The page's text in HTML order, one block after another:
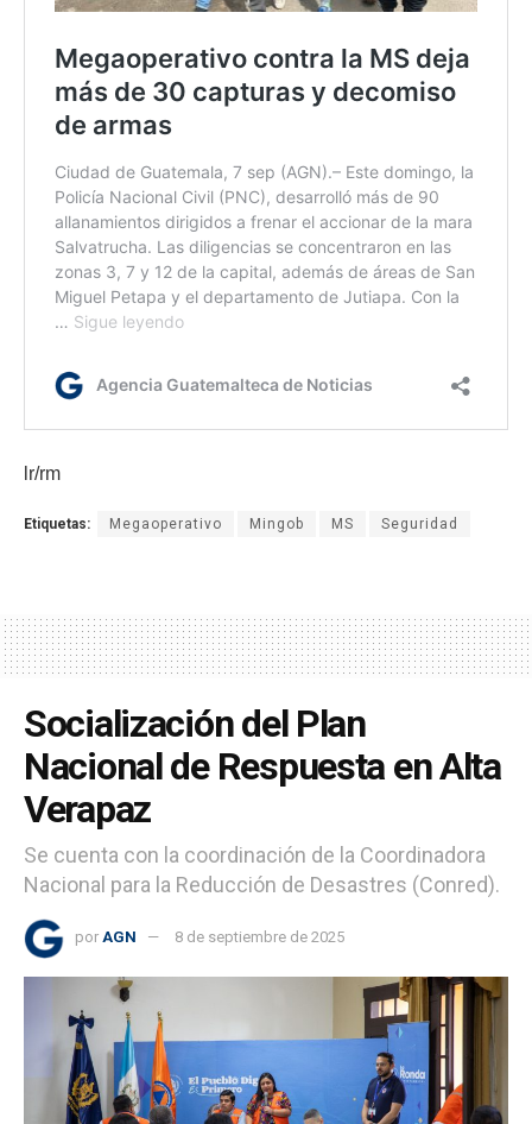
lr/rm
Etiquetas: Megaoperativo Mingob MS Seguridad
Socialización del Plan
Nacional de Respuesta en Alta
Verapaz
Se cuenta con la coordinación de la Coordinadora
Nacional para la Reducción de Desastres (Conred).
por AGN 8 de septiembre de 2025